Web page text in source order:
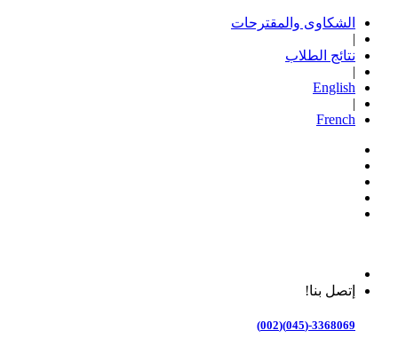
الشكاوى والمقترحات
|
نتائج الطلاب
|
English
|
French
إتصل بنا!
3368069-(045)(002)